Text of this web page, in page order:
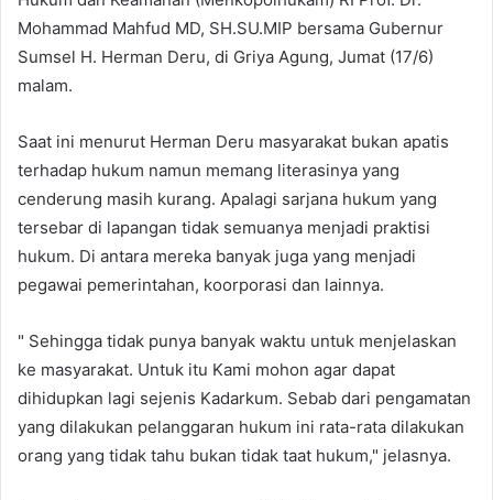
Mohammad Mahfud MD, SH.SU.MIP bersama Gubernur
Sumsel H. Herman Deru, di Griya Agung, Jumat (17/6)
malam.
Saat ini menurut Herman Deru masyarakat bukan apatis
terhadap hukum namun memang literasinya yang
cenderung masih kurang. Apalagi sarjana hukum yang
tersebar di lapangan tidak semuanya menjadi praktisi
hukum. Di antara mereka banyak juga yang menjadi
pegawai pemerintahan, koorporasi dan lainnya.
" Sehingga tidak punya banyak waktu untuk menjelaskan
ke masyarakat. Untuk itu Kami mohon agar dapat
dihidupkan lagi sejenis Kadarkum. Sebab dari pengamatan
yang dilakukan pelanggaran hukum ini rata-rata dilakukan
orang yang tidak tahu bukan tidak taat hukum," jelasnya.